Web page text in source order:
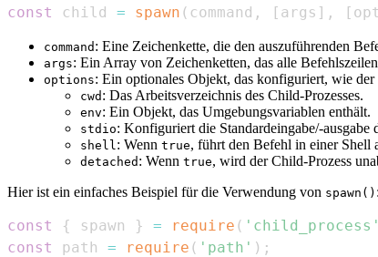
const
child = spawn ( command , [ args ] , [
command : Eine Zeichenkette, die den auszuführenden
args: Ein Array von Zeichenketten, das alle
options: Ein optionales Objekt, das konfiguriert, wie
cwd : Das Arbeitsverzeichnis des Child-Prozesses.
env: Ein Objekt, das Umgebungsvariablen enthält.
stdio: Konfiguriert die Standardeingabe/-
shell : Wenn true, führt den Befehl in einer Shell
detached : Wenn true, wird der Child-Prozess
Hier ist ein einfaches Beispiel für die Verwendung von spawn() :
const { spawn } = require ( 'child_process'
const
path = require ( 'path' ) ;